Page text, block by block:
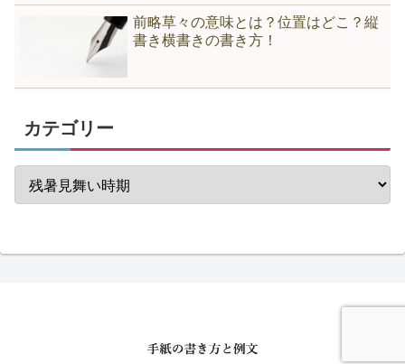
前略草々の意味とは？位置はどこ？縦
書き横書きの書き方！
カテゴリー